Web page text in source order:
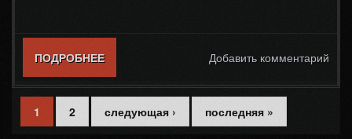
ПОДРОБНЕЕО RUST ХОЗЯИН ВЫДАЛ ЛУТОВУЮ
КОВРОМ (#146)
Добавить комментарий
Страницы
1 2 следующая › последняя »